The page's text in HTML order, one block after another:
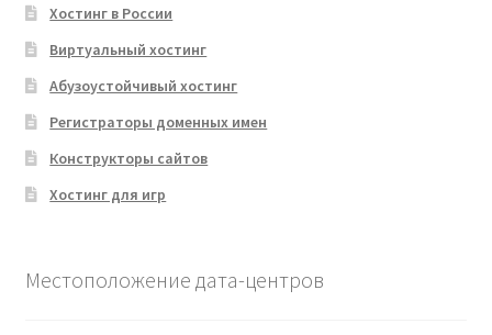
Хостинг в России
Виртуальный хостинг
Абузоустойчивый хостинг
Регистраторы доменных имен
Конструкторы сайтов
Хостинг для игр
Местоположение дата-центров